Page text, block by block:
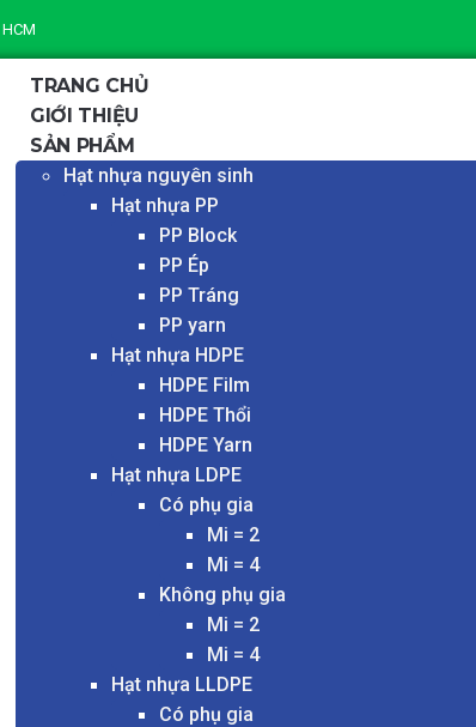
TRANG CHỦ
GIỚI THIỆU
SẢN PHẨM
Hạt nhựa nguyên sinh
Hạt nhựa PP
PP Block
PP Ép
PP Tráng
PP yarn
Hạt nhựa HDPE
HDPE Film
HDPE Thổi
HDPE Yarn
Hạt nhựa LDPE
Có phụ gia
Mi = 2
Mi = 4
Không phụ gia
Mi = 2
Mi = 4
Hạt nhựa LLDPE
Có phụ gia